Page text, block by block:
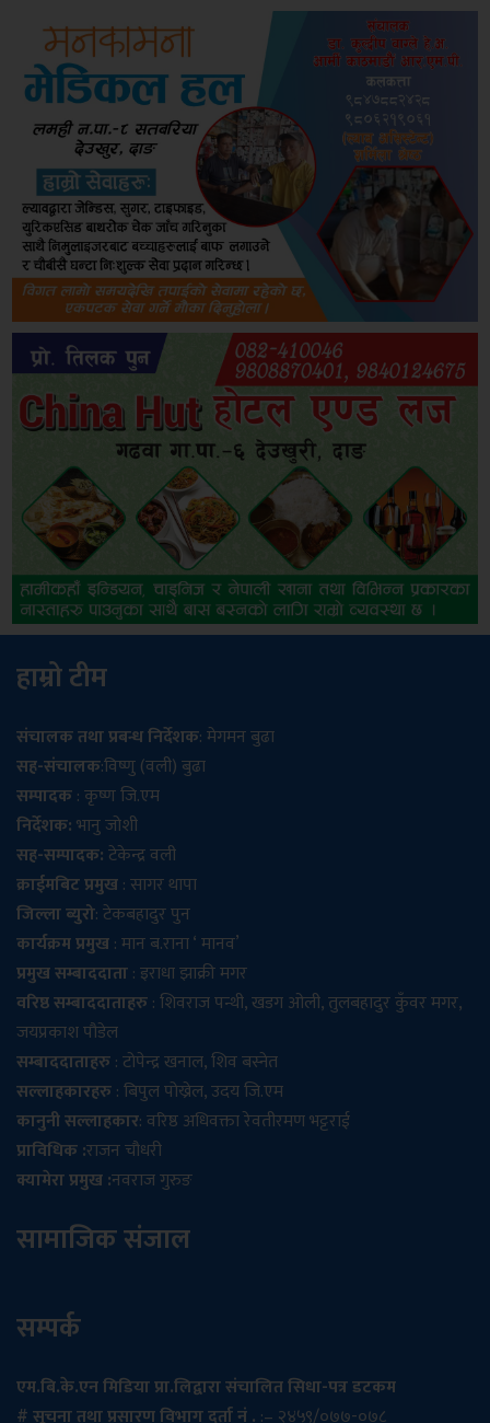
हाम्रो टीम
संचालक तथा प्रबन्ध निर्देशक: मेगमन बुढा
सह-संचालक:विष्णु (वली) बुढा
सम्पादक: कृष्ण जि.एम
निर्देशक:भानु जोशी
सह-सम्पादक:टेकेन्द्र वली
क्राईमबिट प्रमुख: सागर थापा
जिल्ला ब्युरो: टेकबहादुर पुन
कार्यक्रम प्रमुख: मान ब.राना ‘ मानव’
प्रमुख सम्बाददाता: इराधा झाक्री मगर
वरिष्ठ सम्बाददाताहरु: शिवराज पन्थी, खडग ओली, तुलबहादुर कुँवर मगर,
जयप्रकाश पौडेल
सम्बाददाताहरु: टोपेन्द्र खनाल, शिव बस्नेत
सल्लाहकारहरु: बिपुल पोख्रेल, उदय जि.एम
कानुनी सल्लाहकार: वरिष्ठ अधिवक्ता रेवतीरमण भट्टराई
प्राविधिक :राजन चौधरी
क्यामेरा प्रमुख :नवराज गुरुङ
सामाजिक संजाल
सम्पर्क
एम.बि.के.एन मिडिया प्रा.लिद्वारा संचालित सिधा-पत्र डटकम
# सूचना तथा प्रसारण विभाग दर्ता नं . :– २४५९/०७७-०७८